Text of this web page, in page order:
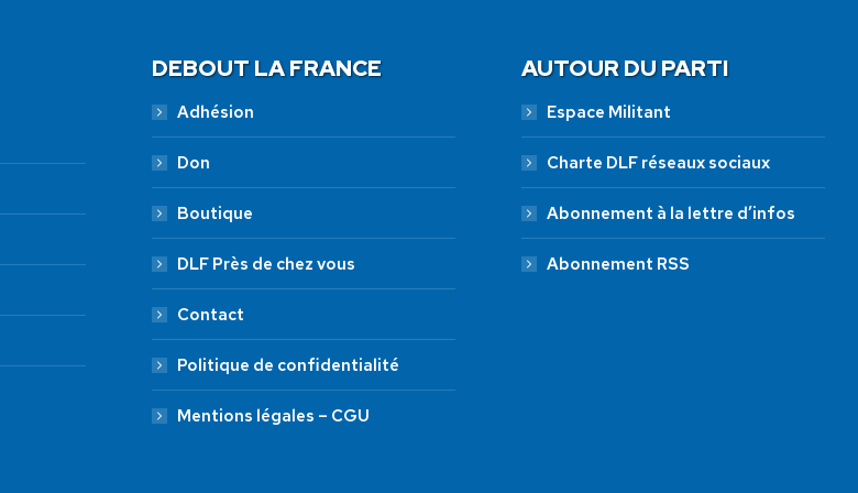
DEBOUT LA FRANCE
Adhésion
Don
Boutique
DLF Près de chez vous
Contact
Politique de confidentialité
Mentions légales – CGU
AUTOUR DU PARTI
Espace Militant
Charte DLF réseaux sociaux
Abonnement à la lettre d’infos
Abonnement RSS